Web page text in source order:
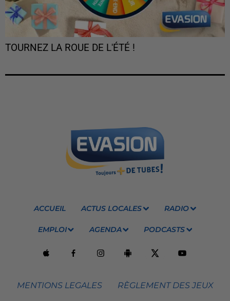
TOURNEZ LA ROUE DE L'ÉTÉ !
ACCUEIL ACTUS LOCALES RADIO
EMPLOI AGENDA PODCASTS
MENTIONS LEGALES RÈGLEMENT DES JEUX